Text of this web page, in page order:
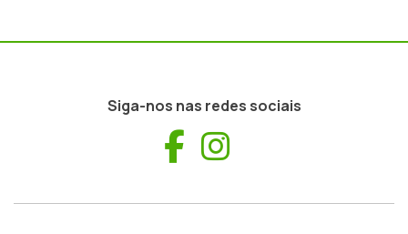
Siga-nos nas redes sociais
Facebook